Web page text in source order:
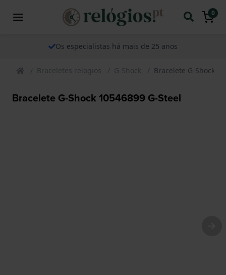
0
Os especialistas há mais de 25 anos
Braceletes relogios G-Shock Bracelete G-Shock
Bracelete G-Shock 10546899 G-Steel